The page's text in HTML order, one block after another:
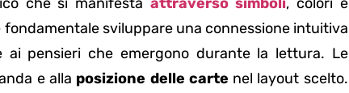
sviluppare una connessione intuitiva
ai pensieri che emergono durante la lettura. Le
e alla posizione delle carte nel layout scelto.